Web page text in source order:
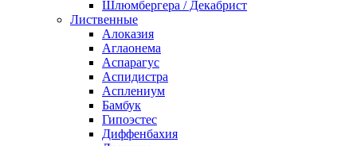
Шлюмбергера / Декабрист
Лиственные
Алоказия
Аглаонема
Аспарагус
Аспидистра
Асплениум
Бамбук
Гипоэстес
Диффенбахия